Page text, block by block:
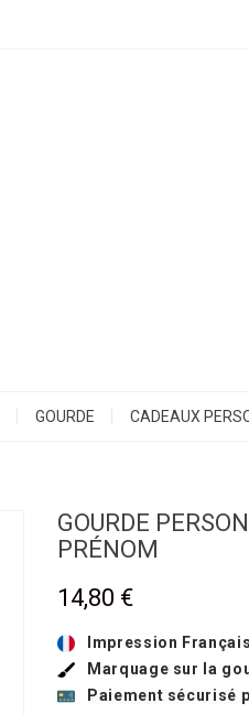
GOURDE CADEAUX
GOURDE
PRÉNOM
14,80 €
Impression
Marquage sur la
Paiement sécurisé